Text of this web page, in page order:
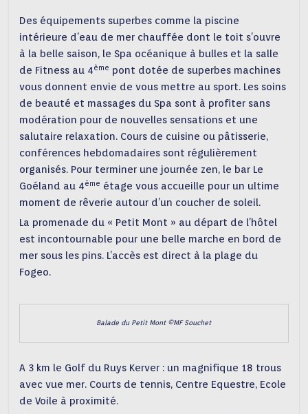
Des équipements superbes comme la piscine
intérieure d’eau de mer chauffée dont le toit s’ouvre
à la belle saison, le Spa océanique à bulles et la salle
de Fitness au 4ème pont dotée de superbes machines
vous donnent envie de vous mettre au sport. Les soins
de beauté et massages du Spa sont à profiter sans
modération pour de nouvelles sensations et une
salutaire relaxation. Cours de cuisine ou pâtisserie,
conférences hebdomadaires sont régulièrement
organisés. Pour terminer une journée zen, le bar Le
Goéland au 4ème étage vous accueille pour un ultime
moment de rêverie autour d’un coucher de soleil.
La promenade du « Petit Mont » au départ de l’hôtel
est incontournable pour une belle marche en bord de
mer sous les pins. L’accès est direct à la plage du
Fogeo.
Balade du Petit Mont ©MF Souchet
A 3 km le Golf du Ruys Kerver : un magnifique 18 trous
avec vue mer. Courts de tennis, Centre Equestre, Ecole
de Voile à proximité.